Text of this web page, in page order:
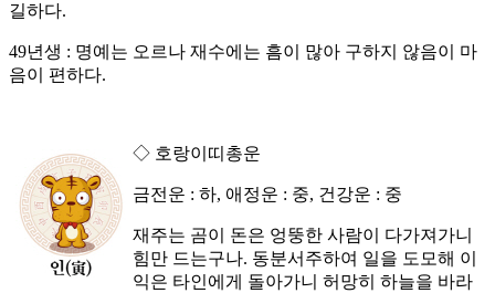
길하다.
49년생 : 명예는 오르나 재수에는 흠이 많아 구하지 않음이 마
음이 편하다.
◇ 호랑이띠총운
금전운 : 하, 애정운 : 중, 건강운 : 중
재주는 곰이 돈은 엉뚱한 사람이 다가져가니
힘만 드는구나. 동분서주하여 일을 도모해 이
익은 타인에게 돌아가니 허망히 하늘을 바라